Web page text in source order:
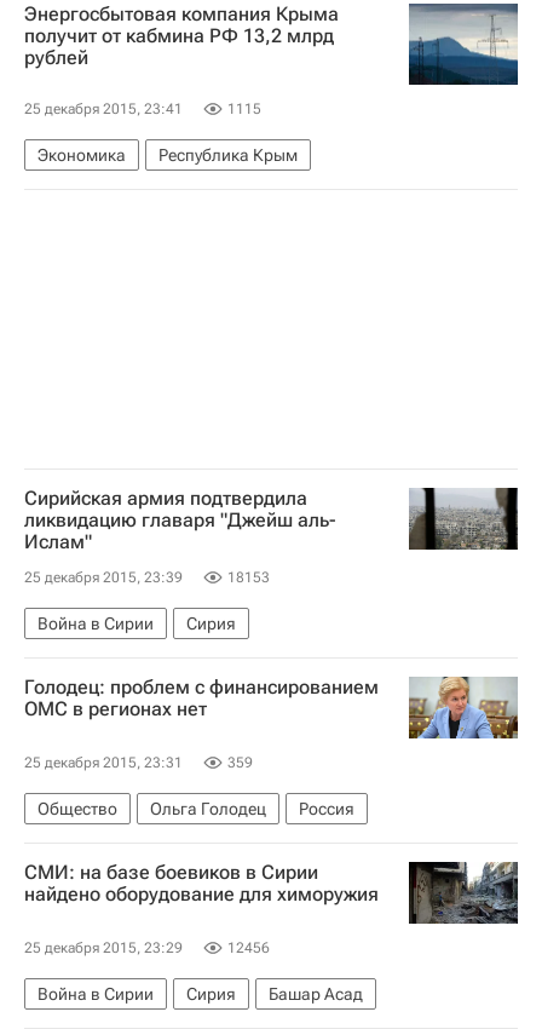
Энергосбытовая компания Крыма
получит от кабмина РФ 13,2 млрд
рублей
25 декабря 2015, 23:41 1115
Экономика Республика Крым
Сирийская армия подтвердила
ликвидацию главаря "Джейш аль-
Ислам"
25 декабря 2015, 23:39 18153
Война в Сирии Сирия
Голодец: проблем с финансированием
ОМС в регионах нет
25 декабря 2015, 23:31 359
Общество Ольга Голодец Россия
СМИ: на базе боевиков в Сирии
найдено оборудование для химоружия
25 декабря 2015, 23:29 12456
Война в Сирии Сирия Башар Асад